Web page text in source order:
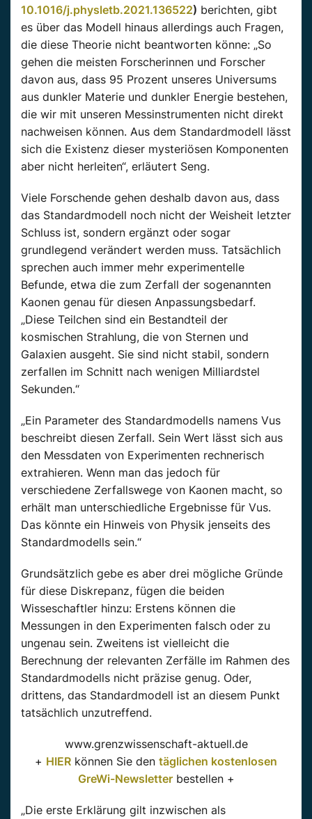
10.1016/j.physletb.2021.136522) berichten, gibt
es über das Modell hinaus allerdings auch Fragen,
die diese Theorie nicht beantworten könne: „So
gehen die meisten Forscherinnen und Forscher
davon aus, dass 95 Prozent unseres Universums
aus dunkler Materie und dunkler Energie bestehen,
die wir mit unseren Messinstrumenten nicht direkt
nachweisen können. Aus dem Standardmodell lässt
sich die Existenz dieser mysteriösen Komponenten
aber nicht herleiten“, erläutert Seng.
Viele Forschende gehen deshalb davon aus, dass
das Standardmodell noch nicht der Weisheit letzter
Schluss ist, sondern ergänzt oder sogar
grundlegend verändert werden muss. Tatsächlich
sprechen auch immer mehr experimentelle
Befunde, etwa die zum Zerfall der sogenannten
Kaonen genau für diesen Anpassungsbedarf.
„Diese Teilchen sind ein Bestandteil der
kosmischen Strahlung, die von Sternen und
Galaxien ausgeht. Sie sind nicht stabil, sondern
zerfallen im Schnitt nach wenigen Milliardstel
Sekunden.“
„Ein Parameter des Standardmodells namens Vus
beschreibt diesen Zerfall. Sein Wert lässt sich aus
den Messdaten von Experimenten rechnerisch
extrahieren. Wenn man das jedoch für
verschiedene Zerfallswege von Kaonen macht, so
erhält man unterschiedliche Ergebnisse für Vus.
Das könnte ein Hinweis von Physik jenseits des
Standardmodells sein.“
Grundsätzlich gebe es aber drei mögliche Gründe
für diese Diskrepanz, fügen die beiden
Wisseschaftler hinzu: Erstens können die
Messungen in den Experimenten falsch oder zu
ungenau sein. Zweitens ist vielleicht die
Berechnung der relevanten Zerfälle im Rahmen des
Standardmodells nicht präzise genug. Oder,
drittens, das Standardmodell ist an diesem Punkt
tatsächlich unzutreffend.
www.grenzwissenschaft-aktuell.de
+ HIER können Sie den täglichen kostenlosen
GreWi-Newsletterbestellen +
„Die erste Erklärung gilt inzwischen als